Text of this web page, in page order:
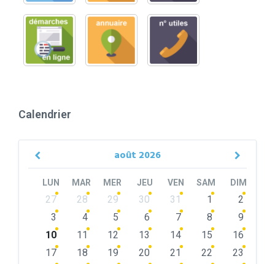
Calendrier
août 2026
Previous
LUN MAR MER JEU VEN SAM DIM
Skip
calendar
27 28 29 30 31 1
2
3
4 5 6 7 8
9
10
11 12 13 14 15
16
17
18 19 20 21 22
23